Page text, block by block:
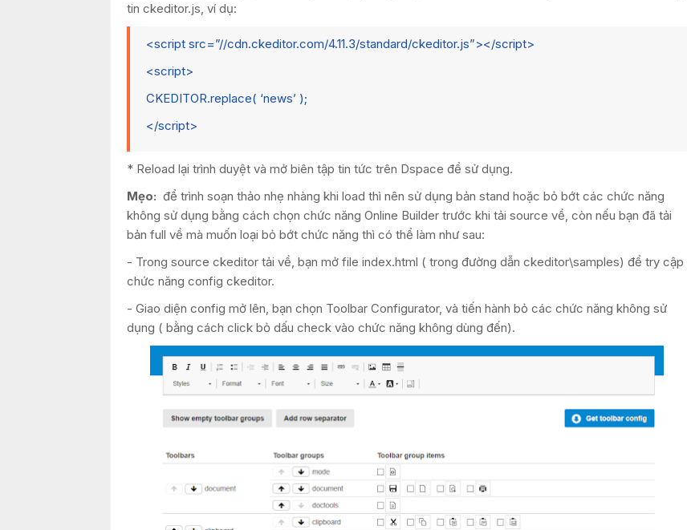
tin ckeditor.js, ví dụ:
<script src=”//cdn.ckeditor.com/4.11.3/standard/ckeditor.js”></script>
<script>
CKEDITOR.replace( ‘news’ );
</script>
* Reload lại trình duyệt và mở biên tập tin tức trên Dspace để sử dụng.
Mẹo: để trình soạn thảo nhẹ nhàng khi load thì nên sử dụng bản stand hoặc bỏ bớt các chức năng
không sử dụng bằng cách chọn chức năng Online Builder trước khi tải source về, còn nếu bạn đã tải
bản full về mà muốn loại bỏ bớt chức năng thì có thể làm như sau:
- Trong source ckeditor tải về, bạn mở file index.html ( trong đường dẫn ckeditor\samples) để try cập
chức năng config ckeditor.
- Giao diện config mở lên, bạn chọn Toolbar Configurator, và tiến hành bỏ các chức năng không sử
dụng ( bằng cách click bỏ dấu check vào chức năng không dùng đến).